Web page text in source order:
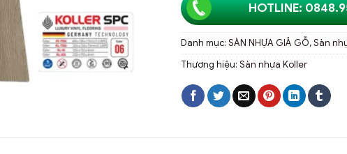
HOTLINE:
Danh mục: SÀN NHỰA GIẢ GỖ,Sàn
Thương hiệu: Sàn nhựa Koller